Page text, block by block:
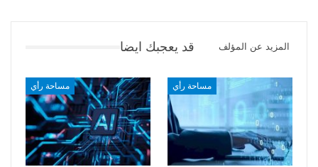
قد يعجبك ايضا المزيد عن المؤلف
مساحة رأي مساحة رأي